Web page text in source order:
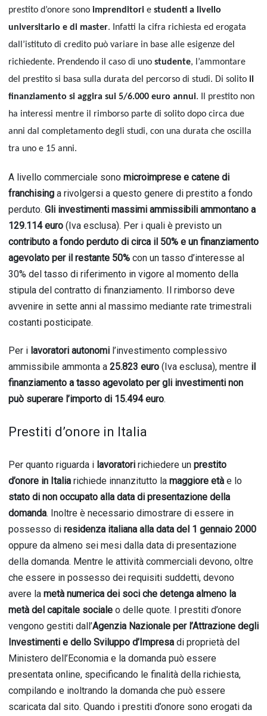
prestito d’onore sono imprenditori e studenti a livello
universitario e di master. Infatti la cifra richiesta ed erogata
dall’istituto di credito può variare in base alle esigenze del
richiedente. Prendendo il caso di uno studente, l’ammontare
del prestito si basa sulla durata del percorso di studi. Di solito il
finanziamento si aggira sui 5/6.000 euro annui. Il prestito non
ha interessi mentre il rimborso parte di solito dopo circa due
anni dal completamento degli studi, con una durata che oscilla
tra uno e 15 anni.
A livello commerciale sono microimprese e catene di
franchising a rivolgersi a questo genere di prestito a fondo
perduto. Gli investimenti massimi ammissibili ammontano a
129.114 euro (Iva esclusa). Per i quali è previsto un
contributo a fondo perduto di circa il 50% e un finanziamento
agevolato per il restante 50% con un tasso d’interesse al
30% del tasso di riferimento in vigore al momento della
stipula del contratto di finanziamento. Il rimborso deve
avvenire in sette anni al massimo mediante rate trimestrali
costanti posticipate.
Per i lavoratori autonomi l’investimento complessivo
ammissibile ammonta a 25.823 euro (Iva esclusa), mentre il
finanziamento a tasso agevolato per gli investimenti non
può superare l’importo di 15.494 euro.
Prestiti d’onore in Italia
Per quanto riguarda i lavoratori richiedere un prestito
d’onore in Italia richiede innanzitutto la maggiore età e lo
stato di non occupato alla data di presentazione della
domanda. Inoltre è necessario dimostrare di essere in
possesso di residenza italiana alla data del 1 gennaio 2000
oppure da almeno sei mesi dalla data di presentazione
della domanda. Mentre le attività commerciali devono, oltre
che essere in possesso dei requisiti suddetti, devono
avere la metà numerica dei soci che detenga almeno la
metà del capitale sociale o delle quote. l prestiti d’onore
vengono gestiti dall’Agenzia Nazionale per l’Attrazione degli
Investimenti e dello Sviluppo d’Impresa di proprietà del
Ministero dell’Economia e la domanda può essere
presentata online, specificando le finalità della richiesta,
compilando e inoltrando la domanda che può essere
scaricata dal sito. Quando i prestiti d’onore sono erogati da